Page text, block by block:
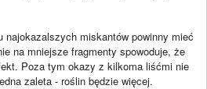
najokazalszych miskantów powinny mieć
na mniejsze fragmenty spowoduje, że
Poza tym okazy z kilkoma liśćmi nie
zaleta - roślin będzie więcej.